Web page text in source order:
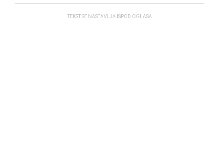
TEKST SE NASTAVLJA ISPOD OGLASA